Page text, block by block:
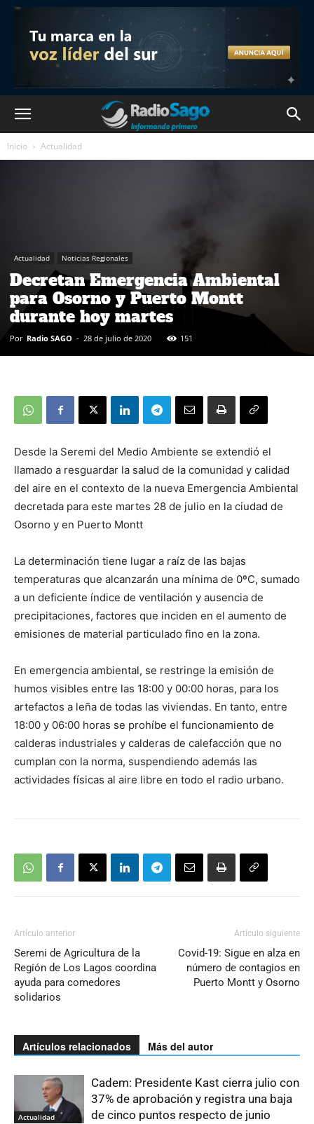
Inicio Actualidad
Actualidad Noticias Regionales
Decretan Emergencia Ambiental
para Osorno y Puerto Montt
durante hoy martes
Por Radio SAGO - 28 de julio de 2020 151
Desde la Seremi del Medio Ambiente se extendió el
llamado a resguardar la salud de la comunidad y calidad
del aire en el contexto de la nueva Emergencia Ambiental
decretada para este martes 28 de julio en la ciudad de
Osorno y en Puerto Montt
La determinación tiene lugar a raíz de las bajas
temperaturas que alcanzarán una mínima de 0ºC, sumado
a un deficiente índice de ventilación y ausencia de
precipitaciones, factores que inciden en el aumento de
emisiones de material particulado fino en la zona.
En emergencia ambiental, se restringe la emisión de
humos visibles entre las 18:00 y 00:00 horas, para los
artefactos a leña de todas las viviendas. En tanto, entre
18:00 y 06:00 horas se prohíbe el funcionamiento de
calderas industriales y calderas de calefacción que no
cumplan con la norma, suspendiendo además las
actividades físicas al aire libre en todo el radio urbano.
Artículo anterior
Seremi de Agricultura de la
Región de Los Lagos coordina
ayuda para comedores
solidarios
Artículo siguiente
Covid-19: Sigue en alza en
número de contagios en
Puerto Montt y Osorno
Artículos relacionados Más del autor
Actualidad
Cadem: Presidente Kast cierra julio con
37% de aprobación y registra una baja
de cinco puntos respecto de junio